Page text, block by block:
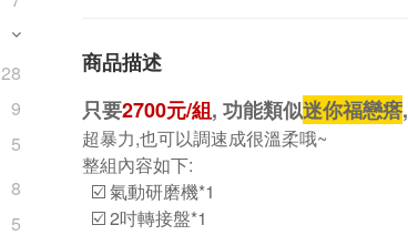
28
9
5
8
5
商品描述
只要2700元/組, 功能類似迷你福戀瘩,
超暴力,也可以調速成很溫柔哦~
整組內容如下:
☑️ 氣動研磨機*1
☑️ 2吋轉接盤*1